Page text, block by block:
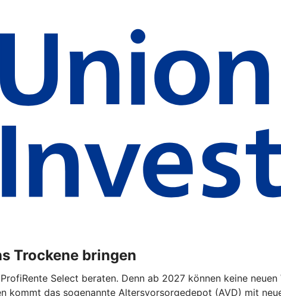
Trockene bringen
Select beraten. Denn ab 2027 können keine
kommt das sogenannte Altersvorsorgedepot (AVD) mit